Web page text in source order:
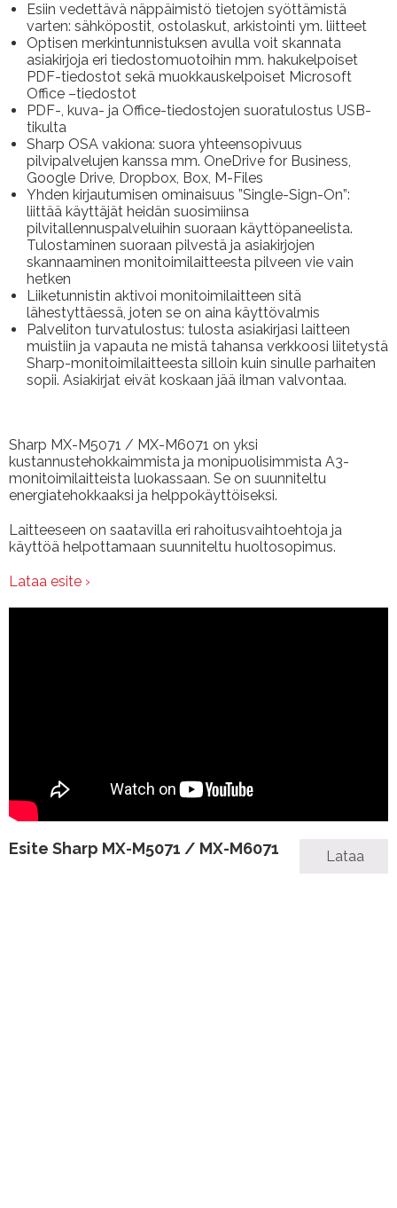
Esiin vedettävä näppäimistö tietojen syöttämistä
varten: sähköpostit, ostolaskut, arkistointi ym. liitteet
Optisen merkintunnistuksen avulla voit skannata
asiakirjoja eri tiedostomuotoihin mm. hakukelpoiset
PDF-tiedostot sekä muokkauskelpoiset Microsoft
Office –tiedostot
PDF-, kuva- ja Office-tiedostojen suoratulostus USB-
tikulta
Sharp OSA vakiona: suora yhteensopivuus
pilvipalvelujen kanssa mm. OneDrive for Business,
Google Drive, Dropbox, Box, M-Files
Yhden kirjautumisen ominaisuus ”Single-Sign-On”:
liittää käyttäjät heidän suosimiinsa
pilvitallennuspalveluihin suoraan käyttöpaneelista.
Tulostaminen suoraan pilvestä ja asiakirjojen
skannaaminen monitoimilaitteesta pilveen vie vain
hetken
Liiketunnistin aktivoi monitoimilaitteen sitä
lähestyttäessä, joten se on aina käyttövalmis
Palveliton turvatulostus: tulosta asiakirjasi laitteen
muistiin ja vapauta ne mistä tahansa verkkoosi liitetystä
Sharp-monitoimilaitteesta silloin kuin sinulle parhaiten
sopii. Asiakirjat eivät koskaan jää ilman valvontaa.
Sharp MX-M5071 / MX-M6071 on yksi
kustannustehokkaimmista ja monipuolisimmista A3-
monitoimilaitteista luokassaan. Se on suunniteltu
energiatehokkaaksi ja helppokäyttöiseksi.
Laitteeseen on saatavilla eri rahoitusvaihtoehtoja ja
käyttöä helpottamaan suunniteltu huoltosopimus.
Lataa esite ›
Esite Sharp MX-M5071 / MX-M6071 Lataa